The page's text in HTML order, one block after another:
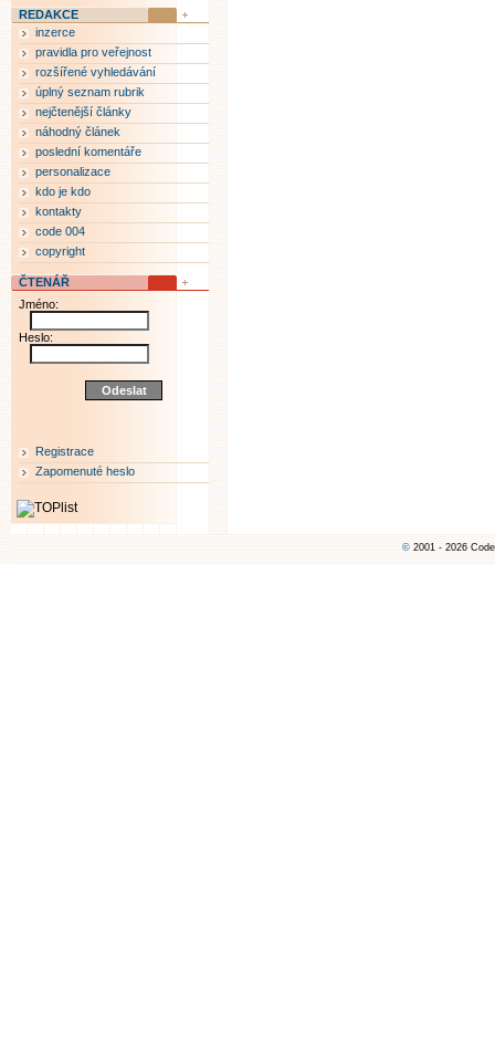
REDAKCE
inzerce
pravidla pro veřejnost
rozšířené vyhledávání
úplný seznam rubrik
nejčtenější články
náhodný článek
poslední komentáře
personalizace
kdo je kdo
kontakty
code 004
copyright
ČTENÁŘ
Jméno:
Heslo:
Registrace
Zapomenuté heslo
© 2001 - 2026